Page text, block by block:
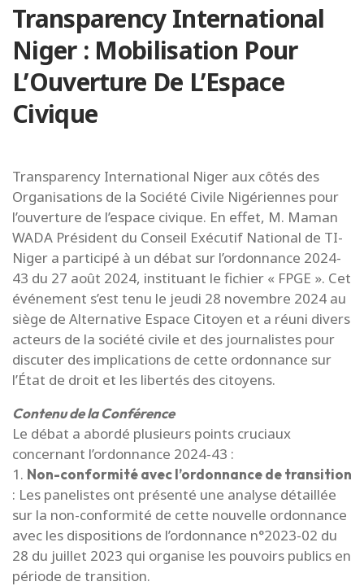
Transparency International
Niger : Mobilisation Pour
L’Ouverture De L’Espace
Civique
Transparency International Niger aux côtés des
Organisations de la Société Civile Nigériennes pour
l’ouverture de l’espace civique. En effet, M. Maman
WADA Président du Conseil Exécutif National de TI-
Niger a participé à un débat sur l’ordonnance 2024-
43 du 27 août 2024, instituant le fichier « FPGE ». Cet
événement s’est tenu le jeudi 28 novembre 2024 au
siège de Alternative Espace Citoyen et a réuni divers
acteurs de la société civile et des journalistes pour
discuter des implications de cette ordonnance sur
l’État de droit et les libertés des citoyens.
Contenu de la Conférence
Le débat a abordé plusieurs points cruciaux
concernant l’ordonnance 2024-43 :
1. Non-conformité avec l’ordonnance de transition
: Les panelistes ont présenté une analyse détaillée
sur la non-conformité de cette nouvelle ordonnance
avec les dispositions de l’ordonnance n°2023-02 du
28 du juillet 2023 qui organise les pouvoirs publics en
période de transition.